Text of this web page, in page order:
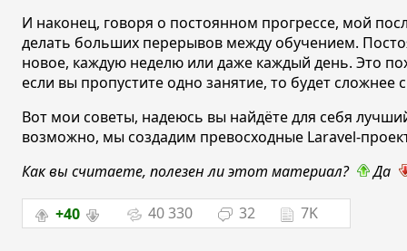
И наконец, говоря о постоянном прогрессе, мой
делать больших перерывов между обучением.
новое, каждую неделю или даже каждый день. Это
если вы пропустите одно занятие, то будет сложнее
Вот мои советы, надеюсь вы найдёте для себя
возможно, мы создадим превосходные Laravel-
Как вы считаете, полезен ли этот материал?
Да
+40 40 330 32 7K